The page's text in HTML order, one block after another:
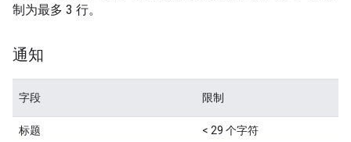
制为最多 3 行。
通知
字段 限制
标题 < 29 个字符